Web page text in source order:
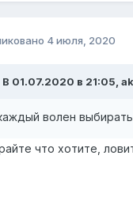
4 июля, 2020
В 01.07.2020 в 21:05,
волен
что хотите,